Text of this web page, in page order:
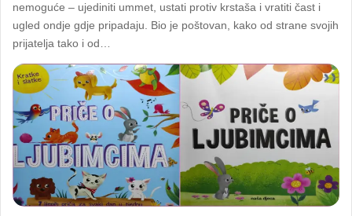
nemoguće – ujediniti ummet, ustati protiv krstaša i vratiti čast i
ugled ondje gdje pripadaju. Bio je poštovan, kako od strane svojih
prijatelja tako i od…